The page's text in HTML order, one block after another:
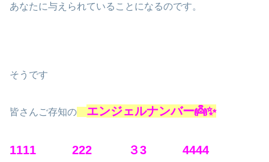
あなたに与えられていることになるのです。
そうです
皆さんご存知の エンジェルナンバー👼✨
1111 222 ３3 4444